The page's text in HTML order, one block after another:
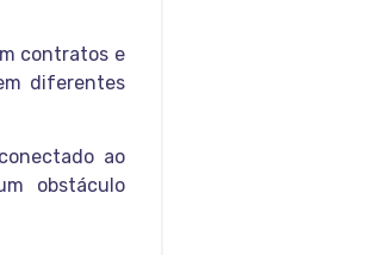
contratos e
diferentes
ao
obstáculo